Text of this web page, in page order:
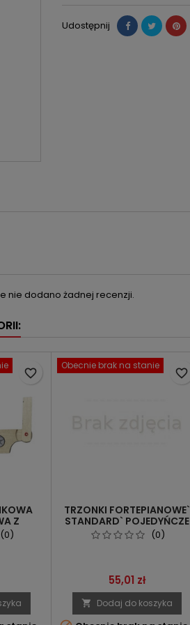
Udostępnij
nie dodano żadnej recenzji.
Z
(0)
favorite_border
Obecnie brak na stanie
TRZONKI FORTEPIANOWE`
STANDARD` POJEDYŃCZE
(0)
Cena
55,01 zł
 Dodaj do koszyka
favorite_border